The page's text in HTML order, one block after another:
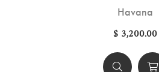
Havana
$ 3,200.00